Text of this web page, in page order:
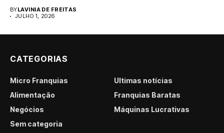
BYLAVINIA DE FREITAS
JULHO 1, 2026
CATEGORIAS
Micro Franquias
Últimas notícias
Alimentação
Franquias Baratas
Negócios
Máquinas Lucrativas
Sem categoria